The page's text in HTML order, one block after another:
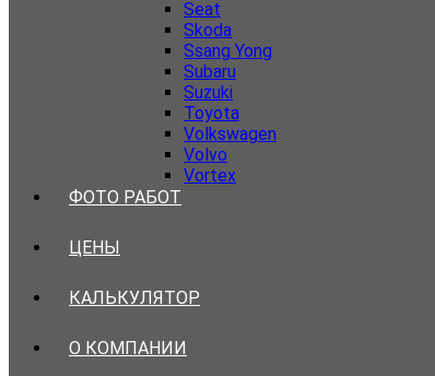
Seat
Skoda
Ssang Yong
Subaru
Suzuki
Toyota
Volkswagen
Volvo
Vortex
ФОТО РАБОТ
ЦЕНЫ
КАЛЬКУЛЯТОР
О КОМПАНИИ